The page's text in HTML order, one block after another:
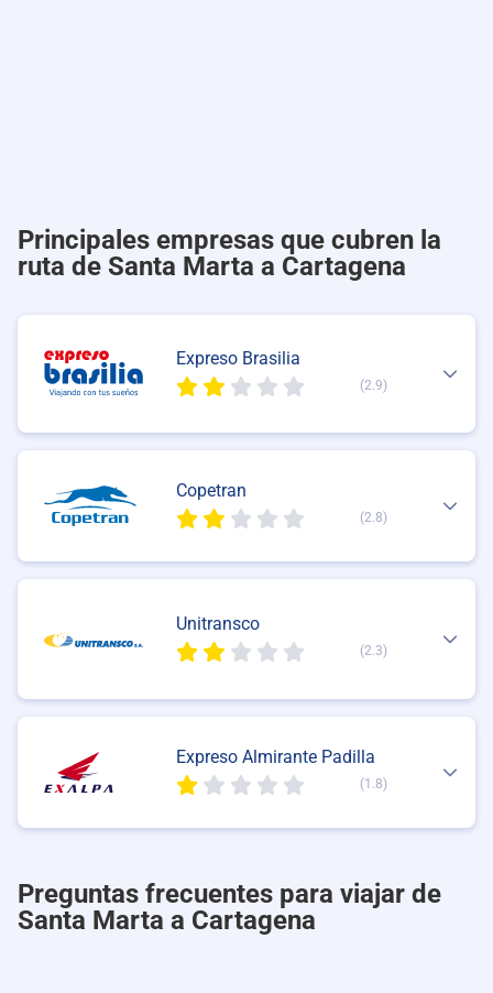
Principales empresas que cubren la
ruta de Santa Marta a Cartagena
Expreso Brasilia
(2.9)
Copetran
(2.8)
Unitransco
(2.3)
Expreso Almirante Padilla
(1.8)
Preguntas frecuentes para viajar de
Santa Marta a Cartagena